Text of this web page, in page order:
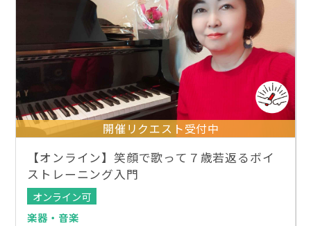
開催リクエスト受付中
【オンライン】笑顔で歌って７歳若返るボイ
ストレーニング入門
オンライン可
楽器・音楽